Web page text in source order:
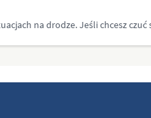
na drodze. Jeśli chcesz